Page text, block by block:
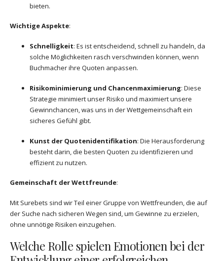
bieten.
Wichtige Aspekte:
Schnelligkeit: Es ist entscheidend, schnell zu handeln, da
solche Möglichkeiten rasch verschwinden können, wenn
Buchmacher ihre Quoten anpassen.
Risikominimierung und Chancenmaximierung: Diese
Strategie minimiert unser Risiko und maximiert unsere
Gewinnchancen, was uns in der Wettgemeinschaft ein
sicheres Gefühl gibt.
Kunst der Quotenidentifikation: Die Herausforderung
besteht darin, die besten Quoten zu identifizieren und
effizient zu nutzen.
Gemeinschaft der Wettfreunde:
Mit Surebets sind wir Teil einer Gruppe von Wettfreunden, die auf
der Suche nach sicheren Wegen sind, um Gewinne zu erzielen,
ohne unnötige Risiken einzugehen.
Welche Rolle spielen Emotionen bei der